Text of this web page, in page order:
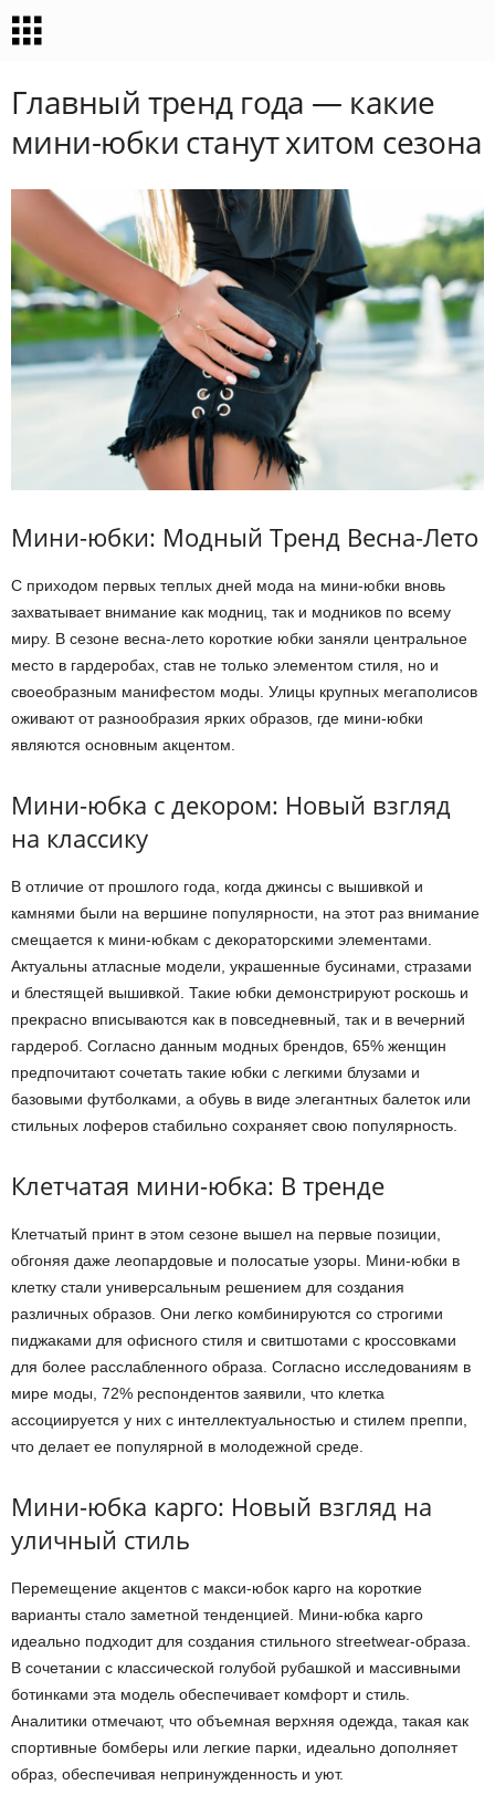
Главный тренд года — какие
мини-юбки станут хитом сезона
Мини-юбки: Модный Тренд Весна-Лето
С приходом первых теплых дней мода на мини-юбки вновь
захватывает внимание как модниц, так и модников по всему
миру. В сезоне весна-лето короткие юбки заняли центральное
место в гардеробах, став не только элементом стиля, но и
своеобразным манифестом моды. Улицы крупных мегаполисов
оживают от разнообразия ярких образов, где мини-юбки
являются основным акцентом.
Мини-юбка с декором: Новый взгляд
на классику
В отличие от прошлого года, когда джинсы с вышивкой и
камнями были на вершине популярности, на этот раз внимание
смещается к мини-юбкам с декораторскими элементами.
Актуальны атласные модели, украшенные бусинами, стразами
и блестящей вышивкой. Такие юбки демонстрируют роскошь и
прекрасно вписываются как в повседневный, так и в вечерний
гардероб. Согласно данным модных брендов, 65% женщин
предпочитают сочетать такие юбки с легкими блузами и
базовыми футболками, а обувь в виде элегантных балеток или
стильных лоферов стабильно сохраняет свою популярность.
Клетчатая мини-юбка: В тренде
Клетчатый принт в этом сезоне вышел на первые позиции,
обгоняя даже леопардовые и полосатые узоры. Мини-юбки в
клетку стали универсальным решением для создания
различных образов. Они легко комбинируются со строгими
пиджаками для офисного стиля и свитшотами с кроссовками
для более расслабленного образа. Согласно исследованиям в
мире моды, 72% респондентов заявили, что клетка
ассоциируется у них с интеллектуальностью и стилем преппи,
что делает ее популярной в молодежной среде.
Мини-юбка карго: Новый взгляд на
уличный стиль
Перемещение акцентов с макси-юбок карго на короткие
варианты стало заметной тенденцией. Мини-юбка карго
идеально подходит для создания стильного streetwear-образа.
В сочетании с классической голубой рубашкой и массивными
ботинками эта модель обеспечивает комфорт и стиль.
Аналитики отмечают, что объемная верхняя одежда, такая как
спортивные бомберы или легкие парки, идеально дополняет
образ, обеспечивая непринужденность и уют.